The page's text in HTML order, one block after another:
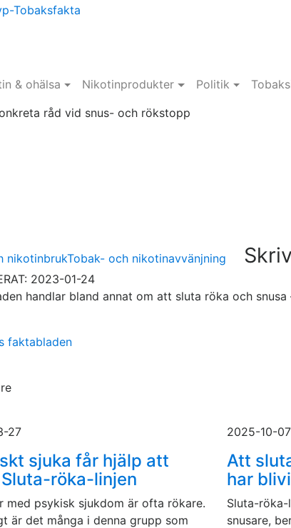
& ohälsa Nikotinprodukter Politik
råd vid snus- och rökstopp
nikotinbrukTobak- och nikotinavvänjning
2023-01-24
handlar bland annat om att sluta röka och
faktabladen
27
sjuka får hjälp att
röka-linjen
med psykisk sjukdom är ofta rökare.
är det många i denna grupp som
2025-10-07
Att
har
Sluta-
snusare,